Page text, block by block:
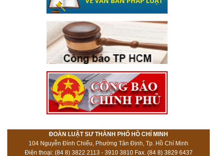
ĐOÀN LUẬT SƯ THÀNH PHỐ HỒ CHÍ MINH
104 Nguyễn Đình Chiểu, Phường Tân Định, Tp. Hồ Chí Minh
Điện thoại: (84 8) 3822 2113 - 3910 3810 Fax. (84 8) 3829 6437